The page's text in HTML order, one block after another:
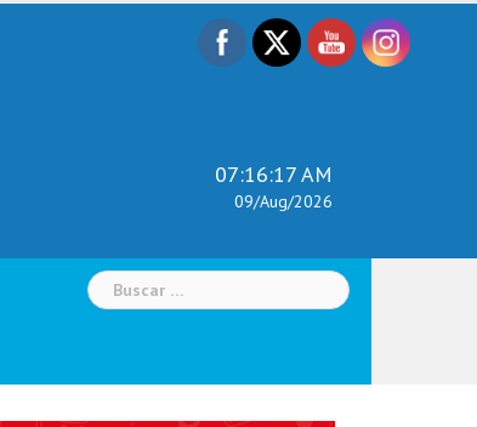
07:16:18 AM
09/Aug/2026
Buscar: